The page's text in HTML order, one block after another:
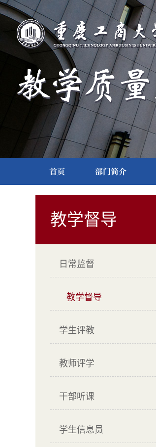
首页 部门简介
教学督导
日常监督
教学督导
学生评教
教师评学
干部听课
学生信息员